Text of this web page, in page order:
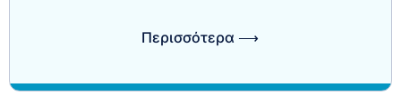
Περισσότερα ⟶